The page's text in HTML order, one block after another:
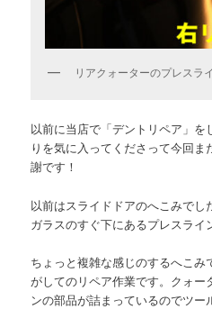
リアクォーターのプレスラ
以前に当店で「デントリペア」
りを気に入ってくださって今回
謝です！
以前はスライドドアのへこみで
ガラスのすぐ下にあるプレスライ
ちょっと複雑な感じのするへこ
がしてのリペア作業です。クォー
ンの部品が詰まっているのでツー